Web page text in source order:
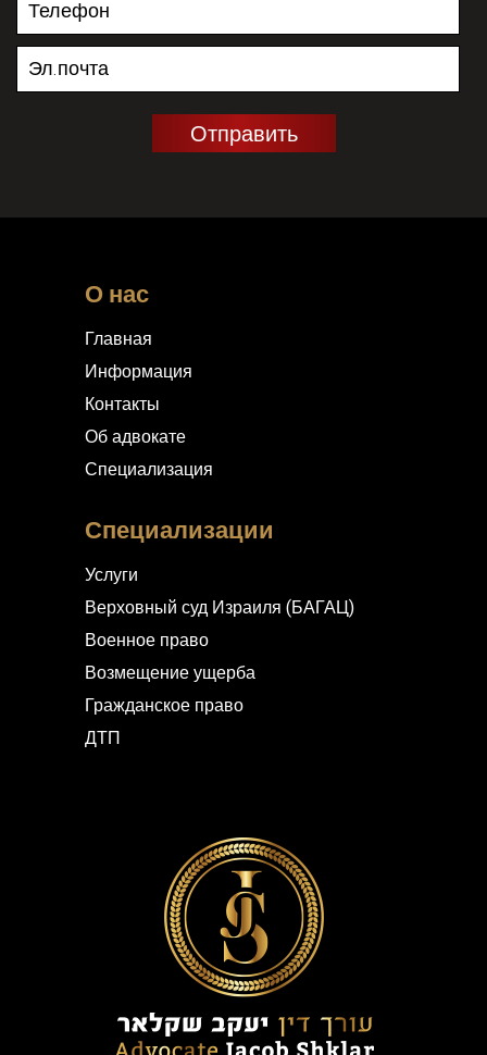
О нас
Главная
Информация
Контакты
Об адвокате
Специализация
Специализации
Услуги
Верховный суд Израиля (БАГАЦ)
Военное право
Возмещение ущерба
Гражданское право
ДТП